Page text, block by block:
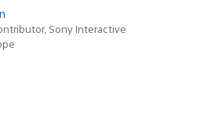
Sony Interactive